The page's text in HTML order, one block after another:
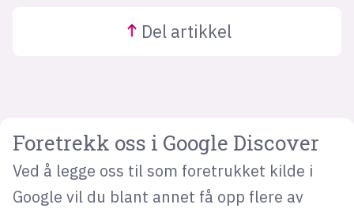
Del artikkel
Foretrekk oss i Google Discover
Ved å legge oss til som foretrukket kilde i
Google vil du blant annet få opp flere av